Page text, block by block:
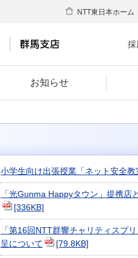
お知らせ
NTT東日本ホーム
採
小学生向け出張授業「ネット安全
「光Gunma Happyタウン」提携
[336KB]
「第16回NTT群響チャリティスプ
呈について
[79.8KB]